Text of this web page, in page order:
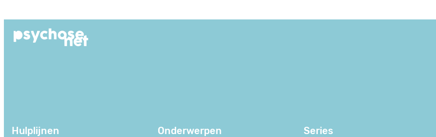
de
Hulplijnen Onderwerpen Series